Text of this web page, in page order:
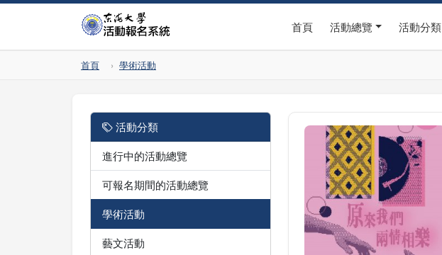
首頁 活動總覽 活動分類
首頁 學術活動
活動分類
進行中的活動總覽
可報名期間的活動總覽
學術活動
藝文活動